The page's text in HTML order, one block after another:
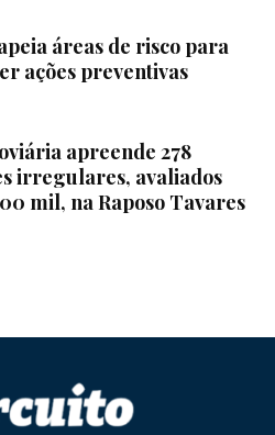
áreas de risco para
ações preventivas
apreende 278
irregulares, avaliados
mil, na Raposo Tavares